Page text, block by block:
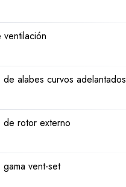
alabes curvos adelantados
de rotor externo
vent-set